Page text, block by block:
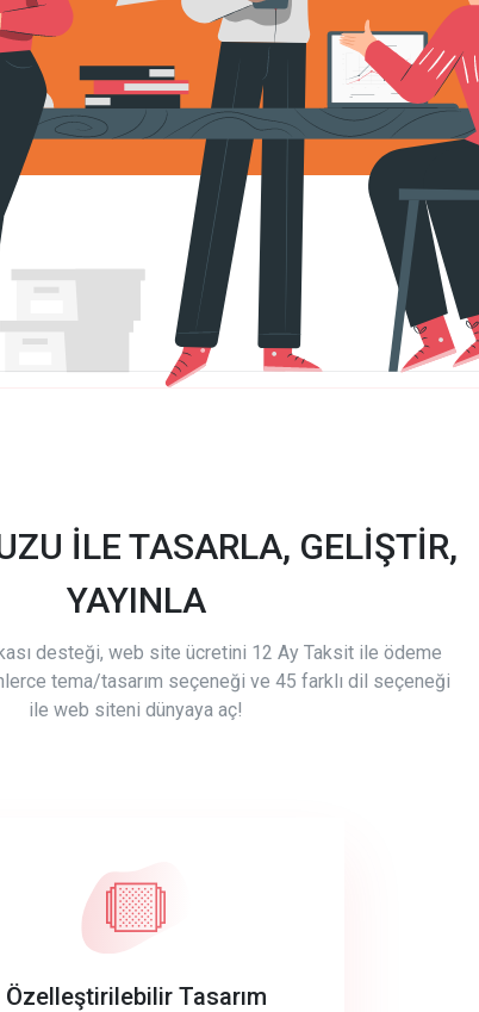
İLE TASARLA, GELİŞTİR,
YAYINLA
desteği, web site ücretini 12 Ay Taksit ile ödeme
tema/tasarım seçeneği ve 45 farklı dil seçeneği
ile web siteni dünyaya aç!
Özelleştirilebilir Tasarım